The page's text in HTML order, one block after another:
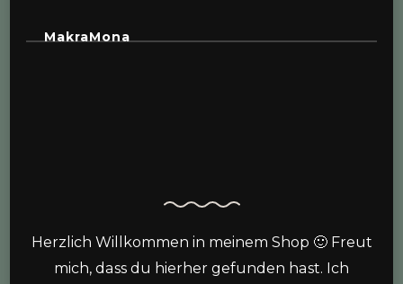
MakraMona
Herzlich Willkommen in meinem Shop 🙂 Freut
mich, dass du hierher gefunden hast. Ich